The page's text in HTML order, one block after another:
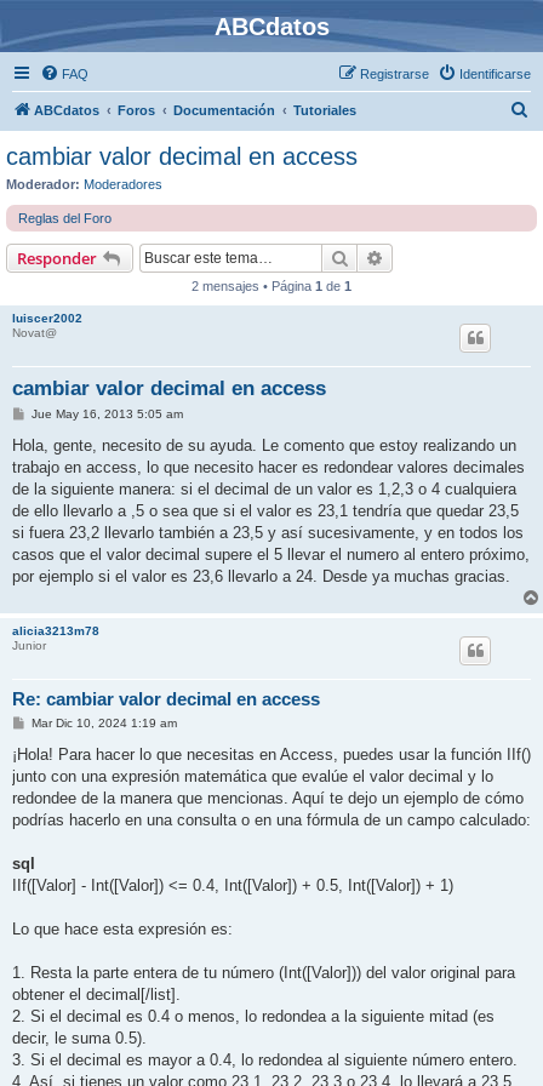
ABCdatos
FAQ Identificarse
Registrarse
ABCdatos Foros Documentación Tutoriales
a
cambiar valor decimal en access
Moderador: Moderadores
Reglas del Foro
Responder Buscar
2 mensajes • Página 1 de 1
luiscer2002
Novat@
cambiar valor decimal en access
M
n
a
j
Jue May 16, 2013 5:05 am
Hola, gente, necesito de su ayuda. Le comento que estoy realizando un
trabajo en access, lo que necesito hacer es redondear valores decimales
de la siguiente manera: si el decimal de un valor es 1,2,3 o 4 cualquiera
de ello llevarlo a ,5 o sea que si el valor es 23,1 tendría que quedar 23,5
si fuera 23,2 llevarlo también a 23,5 y así sucesivamente, y en todos los
casos que el valor decimal supere el 5 llevar el numero al entero próximo,
por ejemplo si el valor es 23,6 llevarlo a 24. Desde ya muchas gracias.
alicia3213m78
Junior
Re: cambiar valor decimal en access
M
n
a
j
Mar Dic 10, 2024 1:19 am
¡Hola! Para hacer lo que necesitas en Access, puedes usar la función IIf()
junto con una expresión matemática que evalúe el valor decimal y lo
redondee de la manera que mencionas. Aquí te dejo un ejemplo de cómo
podrías hacerlo en una consulta o en una fórmula de un campo calculado:
sql
IIf([Valor] - Int([Valor]) <= 0.4, Int([Valor]) + 0.5, Int([Valor]) + 1)
Lo que hace esta expresión es:
1. Resta la parte entera de tu número (Int([Valor])) del valor original para
obtener el decimal[/list].
2. Si el decimal es 0.4 o menos, lo redondea a la siguiente mitad (es
decir, le suma 0.5).
3. Si el decimal es mayor a 0.4, lo redondea al siguiente número entero.
4. Así, si tienes un valor como 23.1, 23.2, 23.3 o 23.4, lo llevará a 23.5.